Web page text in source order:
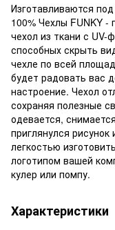
Изготавливаются
100% Чехлы FUNKY
чехол из ткани с
способных скрыть
чехле по всей
будет радовать вас
настроение. Чехол
сохраняя полезные
одевается,
приглянулся
легкостью
логотипом вашей
кулер или помпу.
Характеристики